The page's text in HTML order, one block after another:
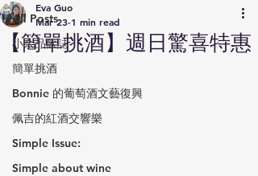
All Posts
小余品飲誌
簡單挑酒
Bonnie 的葡萄酒文藝復興
佩吉的紅酒交響樂
Simple Issue:
Simple about wine
【簡單挑酒】週日驚喜特惠
Eva Guo
Mar 23 1 min read